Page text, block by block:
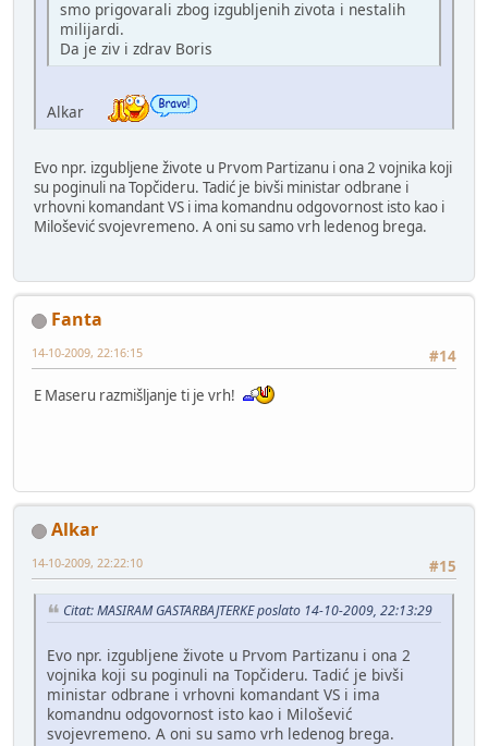
smo prigovarali zbog izgubljenih zivota i nestalih
milijardi.
Da je ziv i zdrav Boris
Alkar
Evo npr. izgubljene živote u Prvom Partizanu i ona 2 vojnika koji
su poginuli na Topčideru. Tadić je bivši ministar odbrane i
vrhovni komandant VS i ima komandnu odgovornost isto kao i
Milošević svojevremeno. A oni su samo vrh ledenog brega.
Fanta
#14
14-10-2009, 22:16:15
E Maseru razmišljanje ti je vrh!
Alkar
#15
14-10-2009, 22:22:10
Citat: MASIRAM GASTARBAJTERKE poslato 14-10-2009, 22:13:29
Evo npr. izgubljene živote u Prvom Partizanu i ona 2
vojnika koji su poginuli na Topčideru. Tadić je bivši
ministar odbrane i vrhovni komandant VS i ima
komandnu odgovornost isto kao i Milošević
svojevremeno. A oni su samo vrh ledenog brega.